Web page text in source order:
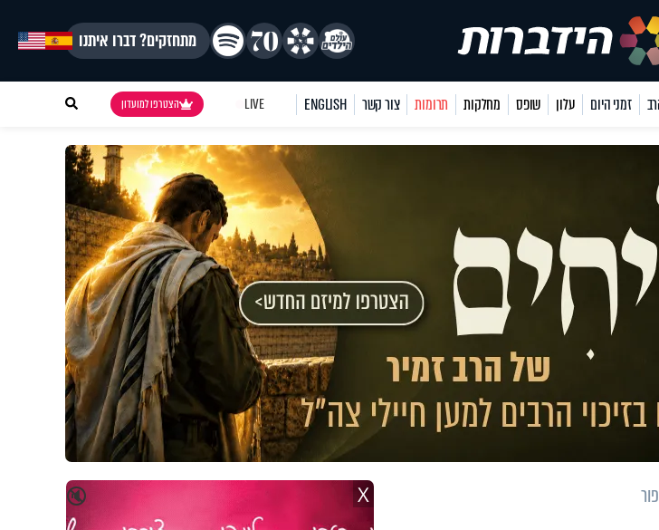
מתחזקים? דברו איתנו
זמני היום עלון שופס מחלקות תרומות צור קשר ENGLISH
LIVE הצטרפו למועדון
🔇 X